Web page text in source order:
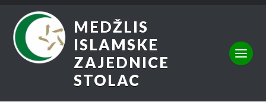
MEDŽLIS
ISLAMSKE
ZAJEDNICE
STOLAC